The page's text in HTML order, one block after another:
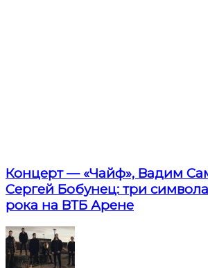
Концерт — «Чайф», Вадим
Сергей Бобунец: три
рока на ВТБ Арене